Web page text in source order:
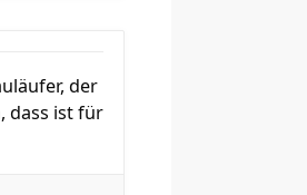
der
dass ist für